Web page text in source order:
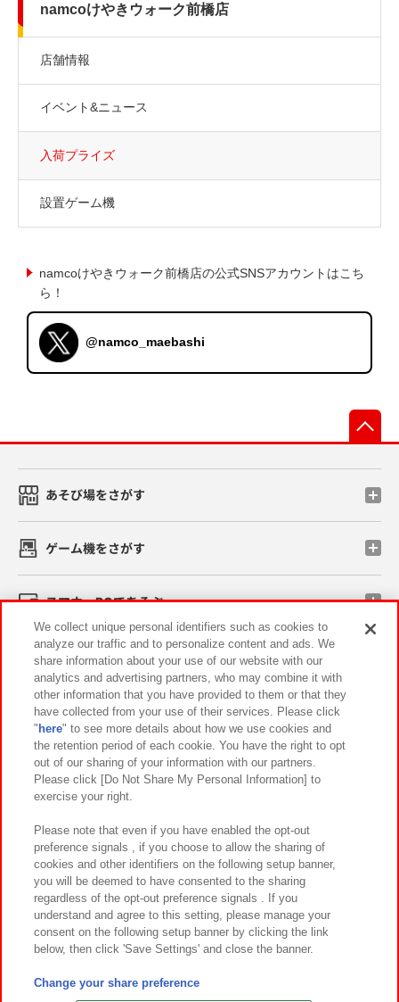
namcoけやきウォーク前橋店
店舗情報
イベント&ニュース
入荷プライズ
設置ゲーム機
namcoけやきウォーク前橋店の公式SNSアカウントはこち
ら！
@namco_maebashi
あそび場をさがす
ゲーム機をさがす
スマホ・PCであそぶ
イベント・キャンペーン
関連会社 サステナビリティ サイトポリシー
プライバシーポリシー ウェブアクセシビリティ方針と検証結果
お取引先さまとともに
カスタマーハラスメント対応方針 よくあるご質問・お問い合わせ
©Bandai Namco Amusement Inc.
©Bandai Namco Amusement Lab Inc.
We collect unique personal identifiers such as cookies to
analyze our traffic and to personalize content and ads. We
share information about your use of our website with our
analytics and advertising partners, who may combine it with
other information that you have provided to them or that they
have collected from your use of their services. Please click
" here" to see more details about how we use cookies and
the retention period of each cookie. You have the right to opt
out of our sharing of your information with our partners.
Please click [Do Not Share My Personal Information] to
exercise your right.
Please note that even if you have enabled the opt-out
preference signals , if you choose to allow the sharing of
cookies and other identifiers on the following setup banner,
you will be deemed to have consented to the sharing
regardless of the opt-out preference signals . If you
understand and agree to this setting, please manage your
consent on the following setup banner by clicking the link
below, then click 'Save Settings' and close the banner.
Change your share preference